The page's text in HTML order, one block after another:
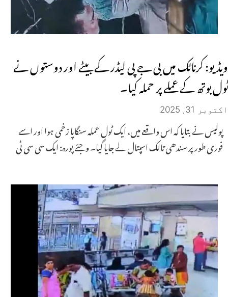
ویڈیو: کرناٹک میں بی جے پی لیڈر کے بیٹے اور دوستوں نے
ٹول بوتھ کے عملے پر حملہ کیا۔
اکتوبر 31, 2025
پولیس نے بتایا کہ اس واقعے میں، ایک ٹول عملہ سنگاپا زخمی ہوا اور اسے
فوری طور پر سندھی تالک اسپتال لے جایا گیا۔ وجئے پورہ: ایک سی سی ٹی